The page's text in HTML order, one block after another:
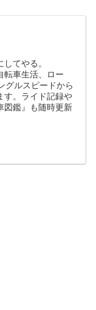
てやる。
転車生活、ロー
グルスピードから
す。ライド記録や
図鑑』も随時更新